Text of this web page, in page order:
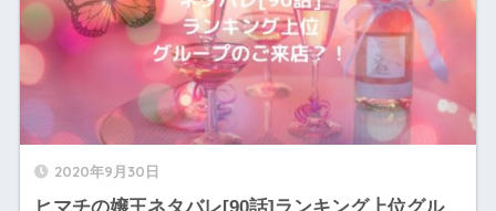
2020年9月30日
ヒマチの嬢王ネタバレ[90話]ランキング上位グル